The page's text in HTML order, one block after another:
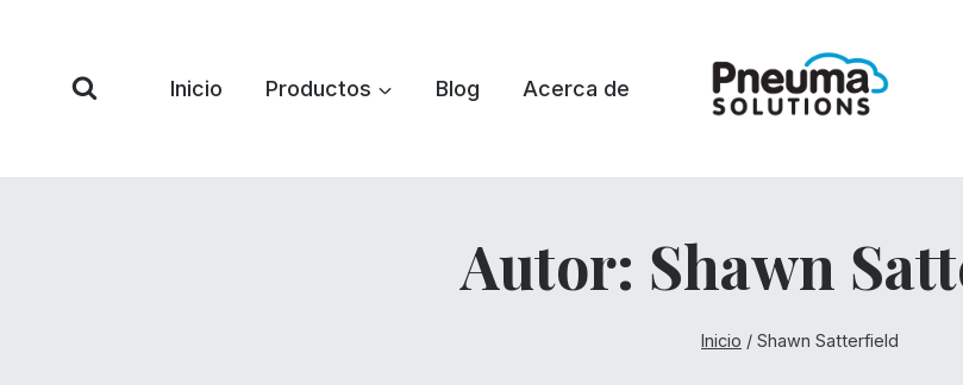
Contenido
Inicio Productos Blog Acerca de
Autor: Shawn
Inicio / Shawn Satterfield